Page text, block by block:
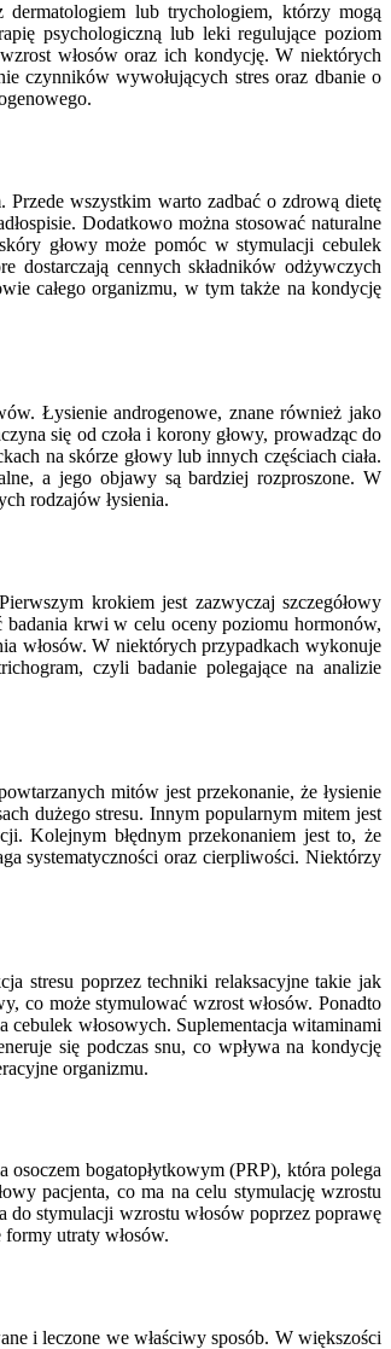
dermatologiem lub trychologiem, którzy mogą
psychologiczną lub leki regulujące poziom
włosów oraz ich kondycję. W niektórych
czynników wywołujących stres oraz dbanie o
Przede wszystkim warto zadbać o zdrową dietę
Dodatkowo można stosować naturalne
głowy może pomóc w stymulacji cebulek
dostarczają cennych składników odżywczych
całego organizmu, w tym także na kondycję
Łysienie androgenowe, znane również jako
się od czoła i korony głowy, prowadząc do
na skórze głowy lub innych częściach ciała.
a jego objawy są bardziej rozproszone. W
rodzajów łysienia.
krokiem jest zazwyczaj szczegółowy
krwi w celu oceny poziomu hormonów,
włosów. W niektórych przypadkach wykonuje
czyli badanie polegające na analizie
mitów jest przekonanie, że łysienie
dużego stresu. Innym popularnym mitem jest
Kolejnym błędnym przekonaniem jest to, że
systematyczności oraz cierpliwości. Niektórzy
stresu poprzez techniki relaksacyjne takie jak
co może stymulować wzrost włosów. Ponadto
włosowych. Suplementacja witaminami
się podczas snu, co wpływa na kondycję
organizmu.
bogatopłytkowym (PRP), która polega
pacjenta, co ma na celu stymulację wzrostu
do stymulacji wzrostu włosów poprzez poprawę
utraty włosów.
i leczone we właściwy sposób. W większości